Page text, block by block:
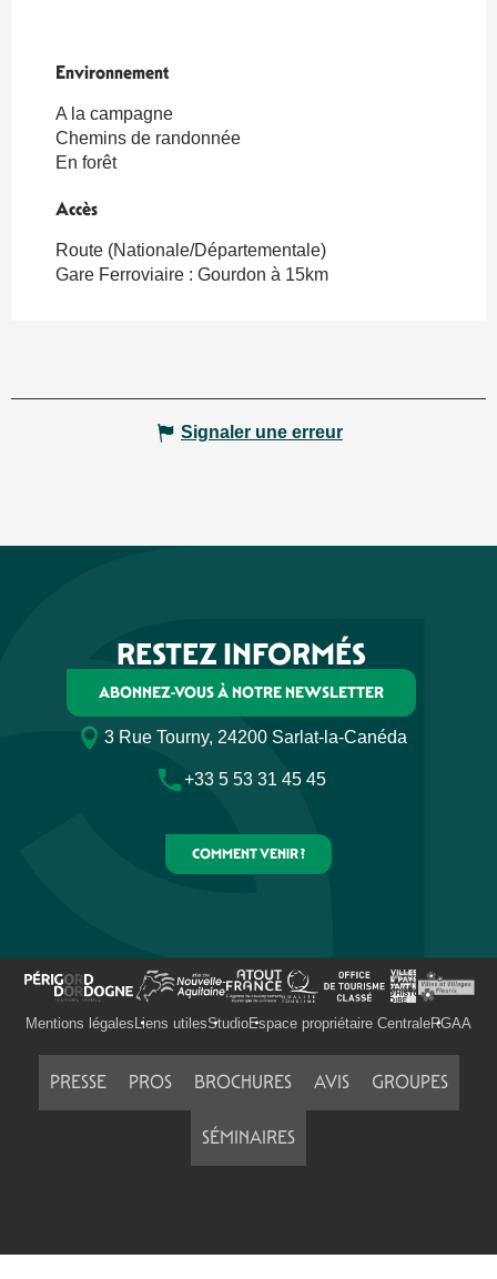
Environnement
Environnement
A la campagne
Chemins de randonnée
En forêt
Accès
Accès
Route (Nationale/Départementale)
Gare Ferroviaire : Gourdon à 15km
Signaler une erreur
RESTEZ INFORMÉS
ABONNEZ-VOUS À NOTRE NEWSLETTER
3 Rue Tourny, 24200 Sarlat-la-Canéda
+33 5 53 31 45 45
COMMENT VENIR ?
Mentions légalesLiens utilesStudioEspace propriétaire CentraleRGAA
PRESSE PROS BROCHURES AVIS GROUPES
SÉMINAIRES